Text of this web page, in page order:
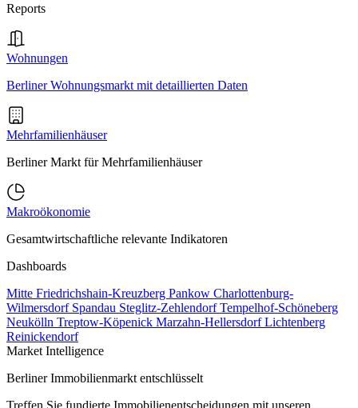
Reports
Wohnungen
Berliner Wohnungsmarkt mit detaillierten Daten
Mehrfamilienhäuser
Berliner Markt für Mehrfamilienhäuser
Makroökonomie
Gesamtwirtschaftliche relevante Indikatoren
Dashboards
Mitte Friedrichshain-Kreuzberg Pankow Charlottenburg-
Wilmersdorf Spandau Steglitz-ZehlendorfTempelhof-Schöneberg
Neukölln Treptow-Köpenick Marzahn-HellersdorfLichtenberg
Reinickendorf
Market Intelligence
Berliner Immobilienmarkt entschlüsselt
Treffen Sie fundierte Immobilienentscheidungen mit unseren